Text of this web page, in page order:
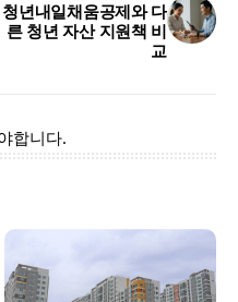
청년내일채움공제와 다
른 청년 자산 지원책 비
교
합니다.